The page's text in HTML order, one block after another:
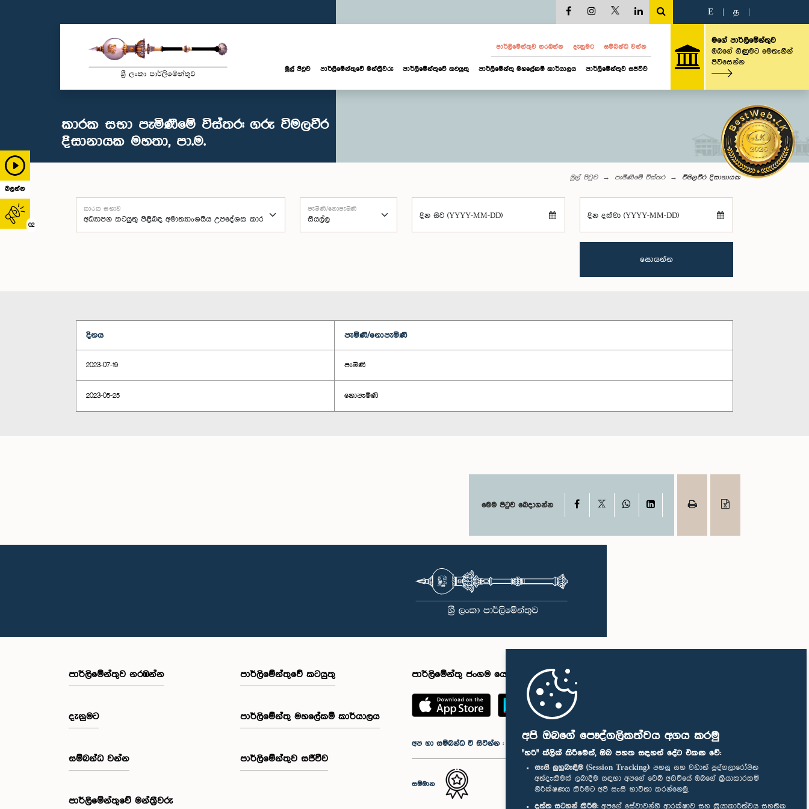
අපි ඔබගේ පෞද්ගලිකත්වය අගය කරමු
"හරි" ක්ලික් කිරීමෙන්, ඔබ පහත සඳහන් දේට එකඟ වේ:
සැසි ලුහුබැඳීම (Session Tracking): පහසු සහ වඩාත් පුද්ගලාරෝපිත
අත්දැකීමක් ලබාදීම සඳහා අපගේ වෙබ් අඩවියේ ඔබගේ ක්‍රියාකාරකම්
නිරීක්ෂණය කිරීමට අපි සැසි භාවිතා කරන්නෙමු.
දත්ත සටහන් කිරීම: අපගේ සේවාවන්හි ආරක්ෂාව සහ ක්‍රියාකාරීත්වය සහතික
බලන්න
02
E த
පාර්ලි‌මේන්තුව නරඹන්න දැනුමට සම්බන්ධ වන්න
මුල් පිටුව පාර්ලි‌මේන්තුවේ මන්ත්‍රීවරු පාර්ලිමේන්තුවේ කටයුතු පාර්ලිමේන්තු මහලේකම් කාර්යාලය පාර්ලිමේන්තුව සජීවීව
මගේ පාර්ලිමේන්තුව
ඔබගේ ගිණුමට මෙතැනින්
පිවිසෙන්න
කාරක සභා පැමිණීමේ විස්තර: ගරු විමලවීර
දිසානායක මහතා, පා.ම.
මුල් පිටුව පැමිණීමේ විස්තර විමලවීර දිසානායක
කාරක සභාව පැමිණි/නොපැමිණි
දින සිට (YYYY-MM-DD) දින දක්වා (YYYY-MM-DD)
සොයන්න
දිනය පැමිණි/නොපැමිණි
2023-07-19 පැමිණි
2023-05-25 නොපැමිණි
මෙම පිටුව බෙදාගන්න Facebook WhatsAppLinkedIn
පාර්ලි‌මේන්තුව නරඹන්න
දැනුමට
සම්බන්ධ වන්න
පාර්ලි‌මේන්තුවේ මන්ත්‍රීවරු
පාර්ලිමේන්තුවේ කටයුතු
පාර්ලිමේන්තු මහලේකම් කාර්යාලය
පාර්ලිමේන්තුව සජීවීව
පාර්ලිමේන්තු ජංගම යෙදුම
අප හා සම්බන්ධ වී සිටින්න :
සම්මාන